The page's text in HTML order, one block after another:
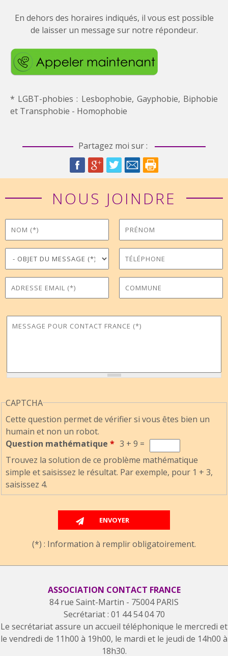
En dehors des horaires indiqués, il vous est possible
de laisser un message sur notre répondeur.
* LGBT-phobies : Lesbophobie, Gayphobie, Biphobie
et Transphobie - Homophobie
Partagez moi sur :
NOUS JOINDRE
Nom*
Prénom
Objet du message *
Téléphone
Adresse Email *
Commune
Message pour Contact France*
CAPTCHA
Cette question permet de vérifier si vous êtes bien un
humain et non un robot.
Question mathématique * 3 + 9 =
Trouvez la solution de ce problème mathématique
simple et saisissez le résultat. Par exemple, pour 1 + 3,
saisissez 4.
(*) : Information à remplir obligatoirement.
ASSOCIATION CONTACT FRANCE
84 rue Saint-Martin - 75004 PARIS
Secrétariat : 01 44 54 04 70
Le secrétariat assure un accueil téléphonique le mercredi et
le vendredi de 11h00 à 19h00, le mardi et le jeudi de 14h00 à
18h30.